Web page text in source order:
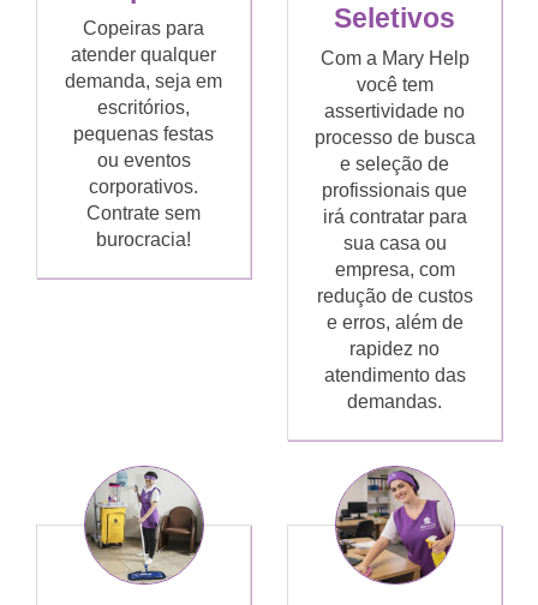
Copeiras para
atender qualquer
demanda, seja em
escritórios,
pequenas festas
ou eventos
corporativos.
Contrate sem
burocracia!
Seletivos
Com a Mary Help
você tem
assertividade no
processo de busca
e seleção de
profissionais que
irá contratar para
sua casa ou
empresa, com
redução de custos
e erros, além de
rapidez no
atendimento das
demandas.